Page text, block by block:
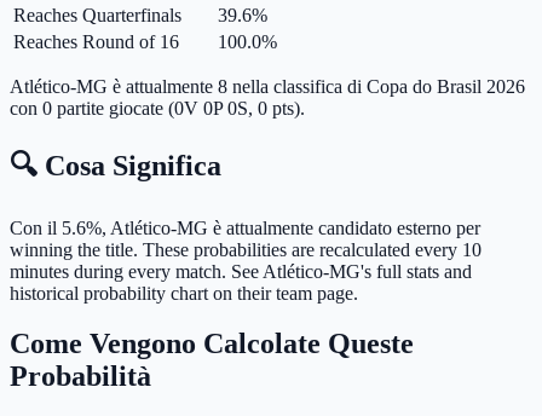
Reaches Quarterfinals
39.6%
Reaches Round of 16
100.0%
Atlético-MG è attualmente 8 nella classifica di Copa do Brasil 2026
con 0 partite giocate (0V 0P 0S, 0 pts).
🔍 Cosa Significa
Con il 5.6%, Atlético-MG è attualmente candidato esterno per
winning the title. These probabilities are recalculated every 10
minutes during every match. See Atlético-MG's full stats and
historical probability chart on their team page.
Come Vengono Calcolate Queste
Probabilità